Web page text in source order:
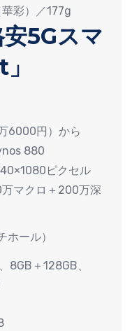
彩）／177g
5Gスマ
6000円）から
880
ピクセル
マクロ＋200万深
ール）
8GB＋128GB、